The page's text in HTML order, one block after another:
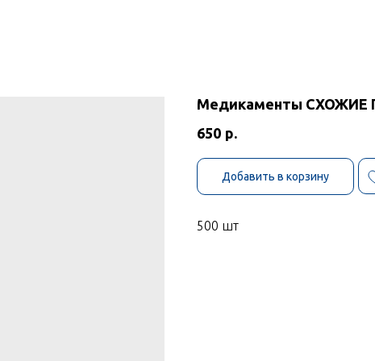
Медикаменты СХОЖИЕ
650 р.
Добавить в корзину
500 шт